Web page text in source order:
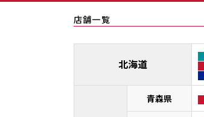
店舗一覧
北海道
青森県